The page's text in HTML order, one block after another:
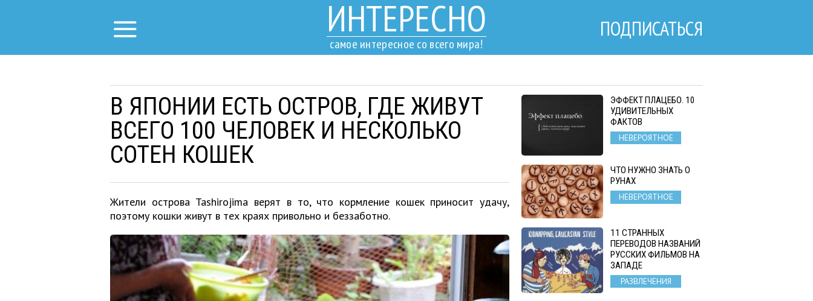
ИНТЕРЕСНО
самое интересное со всего мира!
ПОДПИСАТЬСЯ
В ЯПОНИИ ЕСТЬ ОСТРОВ, ГДЕ ЖИВУТ
ВСЕГО 100 ЧЕЛОВЕК И НЕСКОЛЬКО
СОТЕН КОШЕК
Жители острова Tashirojima верят в то, что кормление кошек приносит удачу,
поэтому кошки живут в тех краях привольно и беззаботно.
ЭФФЕКТ ПЛАЦЕБО. 10
УДИВИТЕЛЬНЫХ
ФАКТОВ
НЕВЕРОЯТНОЕ
ЧТО НУЖНО ЗНАТЬ О
РУНАХ
НЕВЕРОЯТНОЕ
11 СТРАННЫХ
ПЕРЕВОДОВ НАЗВАНИЙ
РУССКИХ ФИЛЬМОВ НА
ЗАПАДЕ
РАЗВЛЕЧЕНИЯ